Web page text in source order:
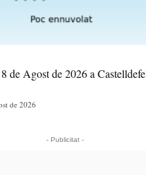
de Agost de 2026 a
de 2026
- Publicitat -